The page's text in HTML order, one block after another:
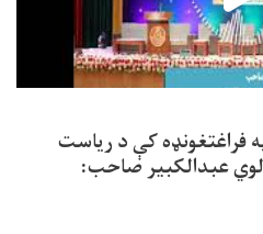
فراغتغونډه کې د ریاست
عبدالکبیر صاحب: